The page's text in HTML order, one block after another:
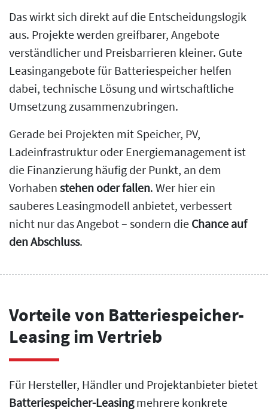
Das wirkt sich direkt auf die Entscheidungslogik
aus. Projekte werden greifbarer, Angebote
verständlicher und Preisbarrieren kleiner. Gute
Leasingangebote für Batteriespeicher helfen
dabei, technische Lösung und wirtschaftliche
Umsetzung zusammenzubringen.
Gerade bei Projekten mit Speicher, PV,
Ladeinfrastruktur oder Energiemanagement ist
die Finanzierung häufig der Punkt, an dem
Vorhaben stehen oder fallen. Wer hier ein
sauberes Leasingmodell anbietet, verbessert
nicht nur das Angebot – sondern die Chance auf
den Abschluss.
Vorteile von Batteriespeicher-
Leasing im Vertrieb
Für Hersteller, Händler und Projektanbieter bietet
Batteriespeicher-Leasingmehrere konkrete